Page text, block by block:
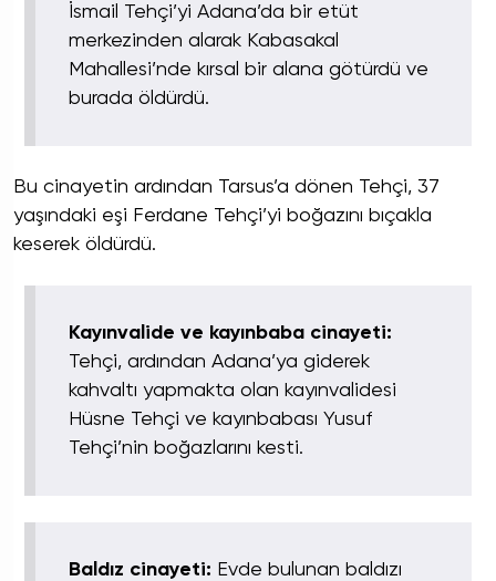
İsmail Tehçi’yi Adana’da bir etüt
merkezinden alarak Kabasakal
Mahallesi’nde kırsal bir alana götürdü ve
burada öldürdü.
Bu cinayetin ardından Tarsus’a dönen Tehçi, 37
yaşındaki eşi Ferdane Tehçi’yi boğazını bıçakla
keserek öldürdü.
Kayınvalide ve kayınbaba cinayeti:
Tehçi, ardından Adana’ya giderek
kahvaltı yapmakta olan kayınvalidesi
Hüsne Tehçi ve kayınbabası Yusuf
Tehçi’nin boğazlarını kesti.
Baldız cinayeti: Evde bulunan baldızı